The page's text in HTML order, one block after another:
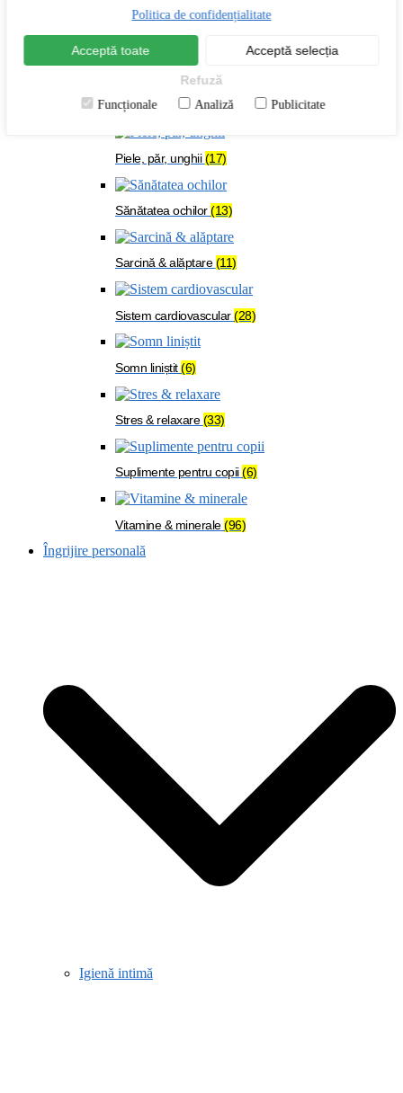
Oase & mușchi
Organism solicitat(108)
Piele, păr, unghii(17)
Sănătatea ochilor(13)
Sarcină & alăptare(11)
Sistem cardiovascular(28)
Somn liniștit(6)
Stres & relaxare(33)
Suplimente pentru copii(6)
Vitamine & minerale(96)
Îngrijire personală
Igienă intimă
Politica de confidențialitate
Acceptă toate Acceptă selecția
Refuză
Funcționale Analiză Publicitate